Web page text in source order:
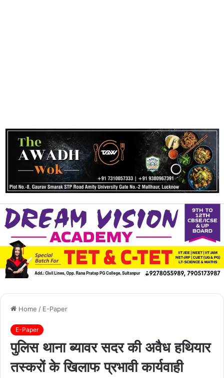
Home / E-Paper
E-Paper
पुलिस थाना ब्यावर सदर की अवैध हथियार
तस्करों के खिलाफ प्रभावी कार्यवाही